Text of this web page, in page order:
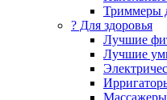
Триммеры
? Для здоровья
Лучшие
Лучшие
Массажеры